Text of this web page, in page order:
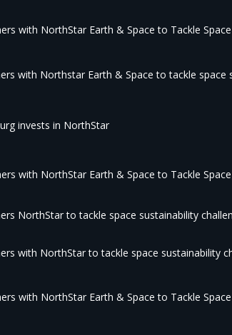
with NorthStar Earth & Space to Tackle
with Northstar Earth & Space to tackle space
invests in NorthStar
with NorthStar Earth & Space to Tackle
NorthStar to tackle space sustainability
with NorthStar to tackle space sustainability
with NorthStar Earth & Space to Tackle